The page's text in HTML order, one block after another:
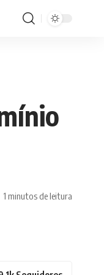
1 minutos de leitura